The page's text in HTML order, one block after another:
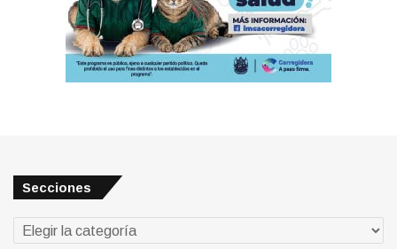
Secciones
Secciones